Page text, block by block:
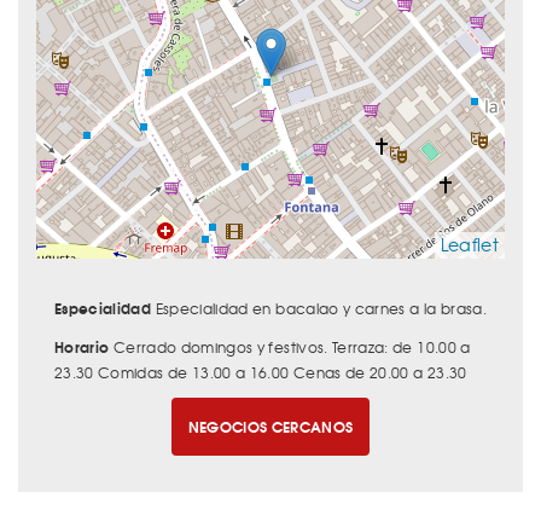
Leaflet
Especialidad Especialidad en bacalao y carnes a la brasa.
Horario Cerrado domingos y festivos. Terraza: de 10.00 a
23.30 Comidas de 13.00 a 16.00 Cenas de 20.00 a 23.30
NEGOCIOS CERCANOS